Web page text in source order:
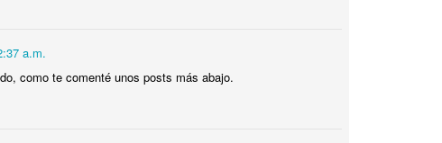
a.m.
como te comenté unos posts más abajo.
el FANTASMA DE CARLOS GARDEL SIGUE DEAMBULANDO.